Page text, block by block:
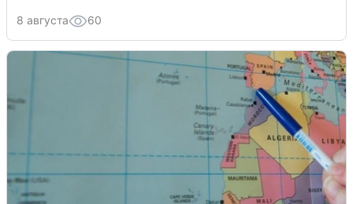
8 августа 60